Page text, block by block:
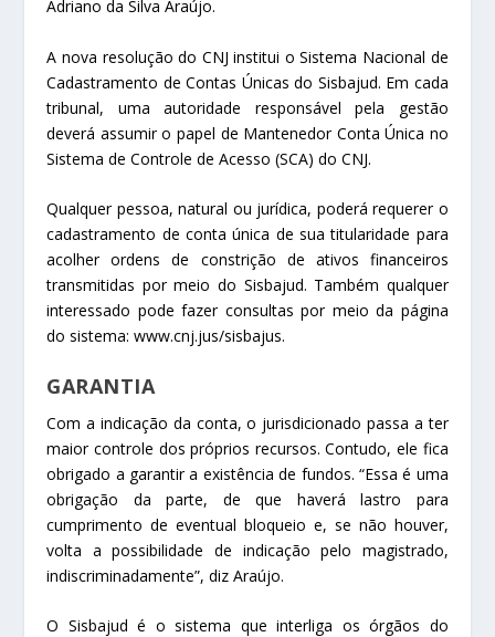
Adriano da Silva Araújo.
A nova resolução do CNJ institui o Sistema Nacional de
Cadastramento de Contas Únicas do Sisbajud. Em cada
tribunal, uma autoridade responsável pela gestão
deverá assumir o papel de Mantenedor Conta Única no
Sistema de Controle de Acesso (SCA) do CNJ.
Qualquer pessoa, natural ou jurídica, poderá requerer o
cadastramento de conta única de sua titularidade para
acolher ordens de constrição de ativos financeiros
transmitidas por meio do Sisbajud. Também qualquer
interessado pode fazer consultas por meio da página
do sistema: www.cnj.jus/sisbajus.
GARANTIA
Com a indicação da conta, o jurisdicionado passa a ter
maior controle dos próprios recursos. Contudo, ele fica
obrigado a garantir a existência de fundos. “Essa é uma
obrigação da parte, de que haverá lastro para
cumprimento de eventual bloqueio e, se não houver,
volta a possibilidade de indicação pelo magistrado,
indiscriminadamente”, diz Araújo.
O Sisbajud é o sistema que interliga os órgãos do